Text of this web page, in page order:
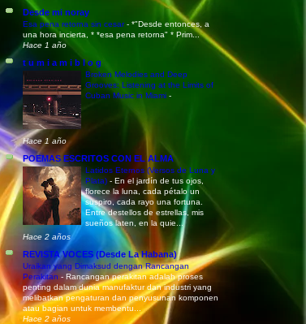
Desde mi noray
Esa pena retorna sin cesar- *"Desde entonces, a
una hora incierta, * *esa pena retorna" * Prim...
Hace 1 año
t u m i a m i b l o g
Broken Melodies and Deep
Grooves: Listening at the Limits of
Cuban Music in Miami -
Hace 1 año
POEMAS ESCRITOS CON EL ALMA
Latidos Eternos (Versos de Luna y
Plata) - En el jardín de tus ojos,
florece la luna, cada pétalo un
suspiro, cada rayo una fortuna.
Entre destellos de estrellas, mis
sueños laten, en la quie...
Hace 2 años
REVISTA VOCES (Desde La Habana)
Uraikan yang Dimaksud dengan Rancangan
Perakitan - Rancangan perakitan adalah proses
penting dalam dunia manufaktur dan industri yang
melibatkan pengaturan dan penyusunan komponen
atau bagian untuk membentu...
Hace 2 años